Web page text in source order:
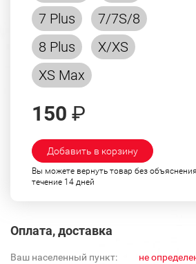
7 Plus
7/7S/8
8 Plus
X/XS
XS Max
150 ₽
Добавить в корзину
Вы можете вернуть товар без
течение 14 дней
Оплата, доставка
Ваш населенный пункт: не